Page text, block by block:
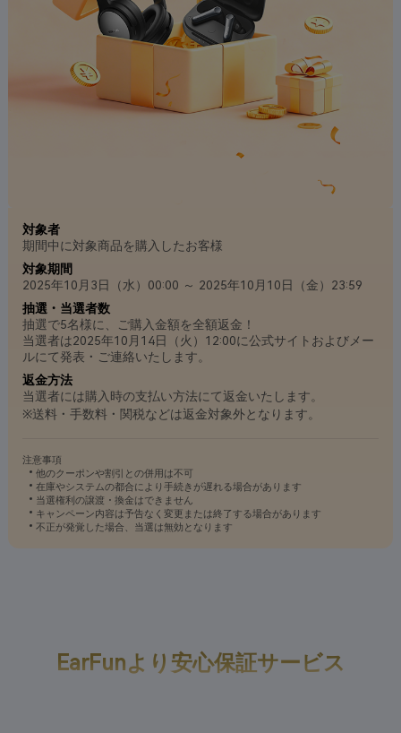
対象者
期間中に対象商品を購入したお客様
対象期間
2025年10月3日（水）00:00 ～ 2025年10月10日（金）23:59
抽選・当選者数
抽選で5名様に、ご購入金額を全額返金！
当選者は2025年10月14日（火）12:00に公式サイトおよびメー
ルにて発表・ご連絡いたします。
返金方法
当選者には購入時の支払い方法にて返金いたします。
※送料・手数料・関税などは返金対象外となります。
注意事項
他のクーポンや割引との併用は不可
在庫やシステムの都合により手続きが遅れる場合があります
当選権利の譲渡・換金はできません
キャンペーン内容は予告なく変更または終了する場合があります
不正が発覚した場合、当選は無効となります
EarFunより安心保証サービス